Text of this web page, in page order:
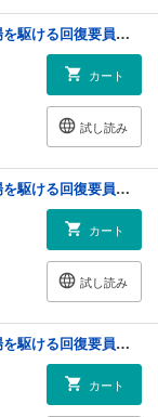
治癒魔法の間違った使い方 ～戦場を駆ける回復要員～(8)
カート
試し読み
治癒魔法の間違った使い方 ～戦場を駆ける回復要員～(9)
カート
試し読み
治癒魔法の間違った使い方 ～戦場を駆ける回復要員～(10)
カート